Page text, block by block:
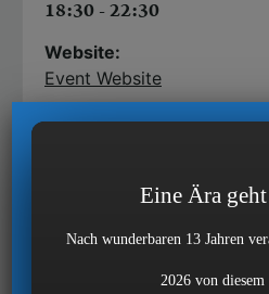
18:30 - 22:30
Website:
Event Website
Geschäftspartner zu
seit Jahrhunderten gilt
Eine Ära
Nach wunderbaren 13 Jahren
2026 von diesem